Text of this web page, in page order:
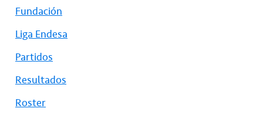
Fundación
Liga Endesa
Partidos
Resultados
Roster